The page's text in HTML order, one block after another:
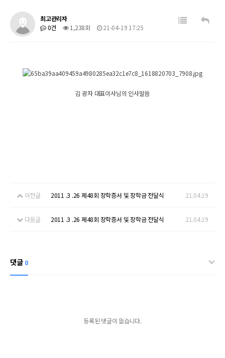
최고관리자
0건
1,238회 21-04-19 17:25
김 광자 대표이사님의 인사말씀
이전글 2011 .3 .26 제48회 장학증서 및 장학금 전달식 21.04.19
다음글 2011 .3 .26 제48회 장학증서 및 장학금 전달식 21.04.19
댓글 0
등록된 댓글이 없습니다.